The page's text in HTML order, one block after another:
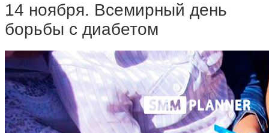
14 ноября. Всемирный день
борьбы с диабетом